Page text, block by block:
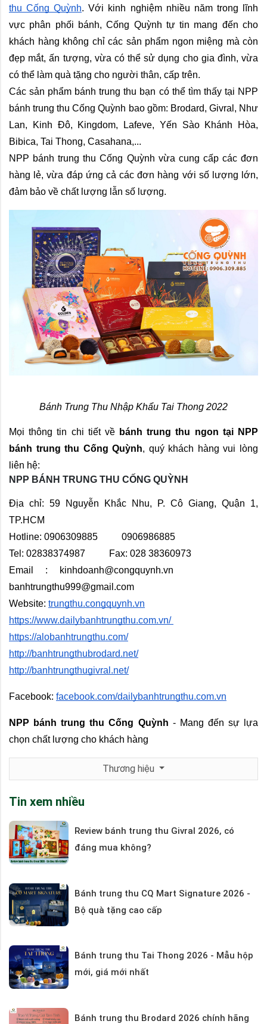
thu Cống Quỳnh. Với kinh nghiệm nhiều năm trong lĩnh
vực phân phối bánh, Cống Quỳnh tự tin mang đến cho
khách hàng không chỉ các sản phẩm ngon miệng mà còn
đẹp mắt, ấn tượng, vừa có thể sử dụng cho gia đình, vừa
có thể làm quà tặng cho người thân, cấp trên.
Các sản phẩm bánh trung thu bạn có thể tìm thấy tại NPP
bánh trung thu Cống Quỳnh bao gồm: Brodard, Givral, Như
Lan, Kinh Đô, Kingdom, Lafeve, Yến Sào Khánh Hòa,
Bibica, Tai Thong, Casahana,...
NPP bánh trung thu Cống Quỳnh vừa cung cấp các đơn
hàng lẻ, vừa đáp ứng cả các đơn hàng với số lượng lớn,
đảm bảo về chất lượng lẫn số lượng.
Bánh Trung Thu Nhập Khẩu Tai Thong 2022
Mọi thông tin chi tiết về bánh trung thu ngon tại NPP
bánh trung thu Cống Quỳnh, quý khách hàng vui lòng
liên hệ:
NPP BÁNH TRUNG THU CỐNG QUỲNH
Địa chỉ: 59 Nguyễn Khắc Nhu, P. Cô Giang, Quận 1,
TP.HCM
Hotline: 0906309885          0906986885
Tel: 02838374987          Fax: 028 38360973
Email : kinhdoanh@congquynh.vn
banhtrungthu999@gmail.com
Website: trungthu.congquynh.vn
https://www.dailybanhtrungthu.com.vn/
https://alobanhtrungthu.com/
http://banhtrungthubrodard.net/
http://banhtrungthugivral.net/
Facebook: facebook.com/dailybanhtrungthu.com.vn
NPP bánh trung thu Cống Quỳnh - Mang đến sự lựa
chọn chất lượng cho khách hàng
Thương hiệu
Tin xem nhiều
Review bánh trung thu Givral 2026, có
đáng mua không?
Bánh trung thu CQ Mart Signature 2026 -
Bộ quà tặng cao cấp
Bánh trung thu Tai Thong 2026 - Mẫu hộp
mới, giá mới nhất
Bánh trung thu Brodard 2026 chính hãng